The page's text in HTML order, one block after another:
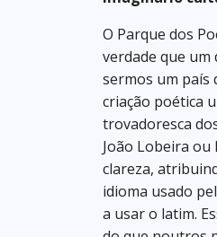
O Parque dos
verdade que um
sermos um país
criação poética
trovadoresca
João Lobeira
clareza,
idioma usado
a usar o latim.